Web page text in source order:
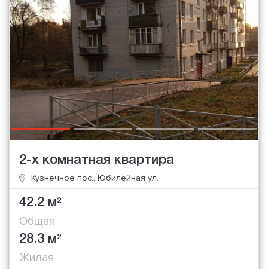
2-х комнатная квартира
Кузнечное пос., Юбилейная ул.
42.2 м2
Общая
28.3 м2
Жилая